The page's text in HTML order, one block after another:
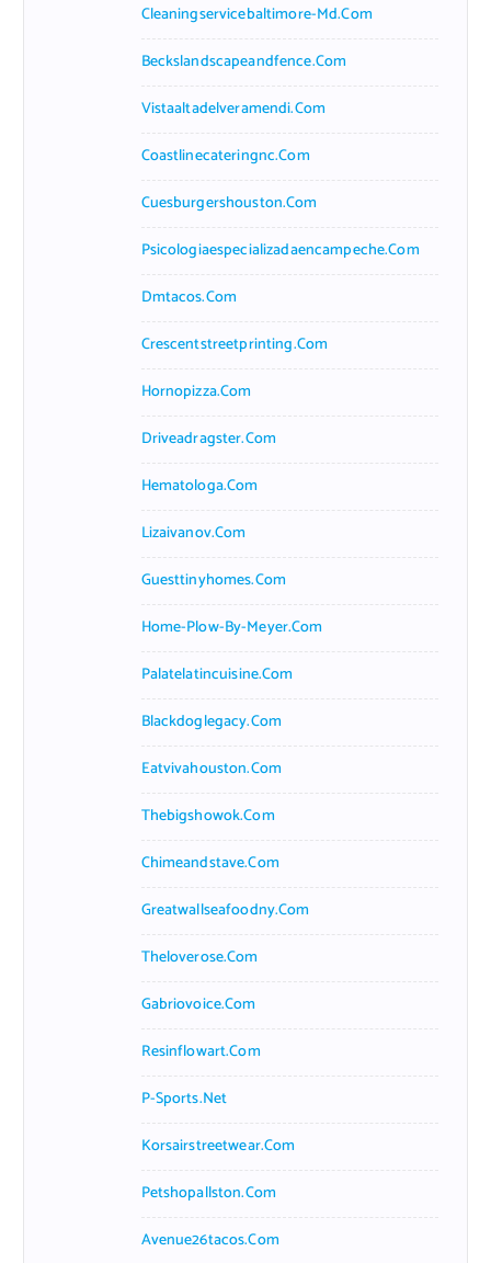
Cleaningservicebaltimore-Md.com
Beckslandscapeandfence.com
Vistaaltadelveramendi.com
Coastlinecateringnc.com
Cuesburgershouston.com
Psicologiaespecializadaencampeche.com
Dmtacos.com
Crescentstreetprinting.com
Hornopizza.com
Driveadragster.com
Hematologa.com
Lizaivanov.com
Guesttinyhomes.com
Home-Plow-By-Meyer.com
Palatelatincuisine.com
Blackdoglegacy.com
Eatvivahouston.com
Thebigshowok.com
Chimeandstave.com
Greatwallseafoodny.com
Theloverose.com
Gabriovoice.com
Resinflowart.com
P-Sports.net
Korsairstreetwear.com
Petshopallston.com
Avenue26tacos.com